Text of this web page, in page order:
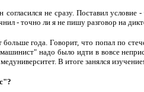
согласился не сразу. Поставил
- точно ли я не пишу разговор на
года. Говорит, что попал по
надо было идти в вовсе
В итоге занялся